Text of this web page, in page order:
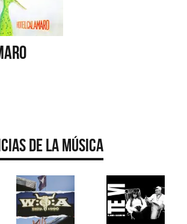
de la Música